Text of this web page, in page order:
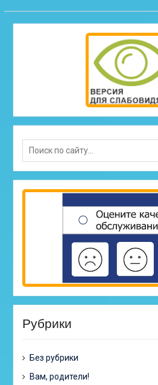
Search
for:
Рубрики
Без рубрики
Вам, родители!